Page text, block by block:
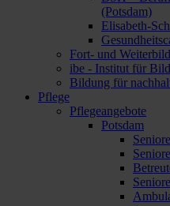
(Potsdam)
Elisabeth-
Fort- und
ibe - Institut für
Bildung für
Pflege
Pflegeangebote
Potsdam